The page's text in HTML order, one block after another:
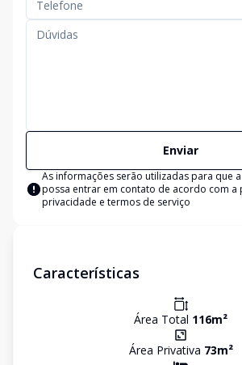
Enviar
As informações serão utilizadas para que
possa entrar em contato de acordo com a
privacidade e termos de serviço
Características
Área Total 116m²
Área Privativa 73m²